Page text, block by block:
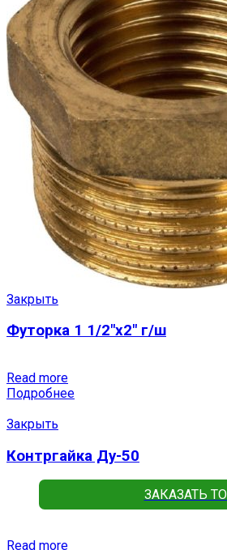
Закрыть
Футорка 1 1/2″х2″ г/ш
Read more
Подробнее
Закрыть
Контргайка Ду-50
ЗАКАЗАТЬ
Read more